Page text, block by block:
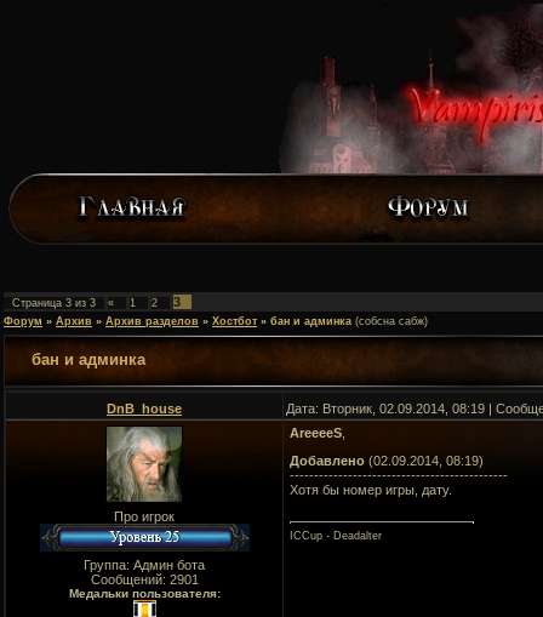
Страница 3 из 3 « 1 2 3
Форум » Архив » Архив разделов » Хостбот » бан и админка (собсна сабж)
бан и админка
DnB_house Дата: Вторник, 02.09.2014, 08:19 |
Про игрок
Группа: Админ бота
Сообщений: 2901
Медальки пользователя:
AreeeeS
Добавлено (02.09.2014, 08:19)
---------------------------------------------
Хотя бы номер игры, дату.
ICCup - Deadalter